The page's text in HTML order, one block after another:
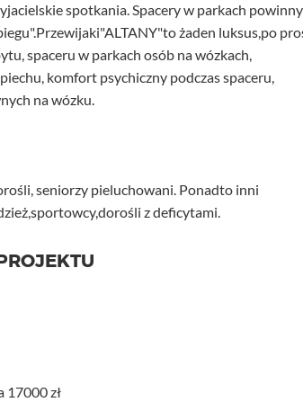
spotkania. Spacery w parkach powinny
żaden luksus,po
spaceru w parkach osób na wózkach,
komfort psychiczny podczas spaceru,
na wózku.
seniorzy pieluchowani. Ponadto inni
z deficytami.
17000 zł